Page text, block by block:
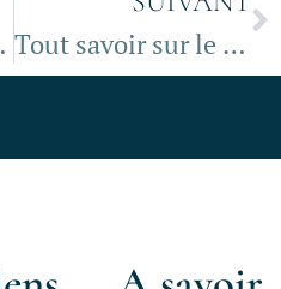
Tout savoir sur le fonctionnement du portage salarial pour les consultants